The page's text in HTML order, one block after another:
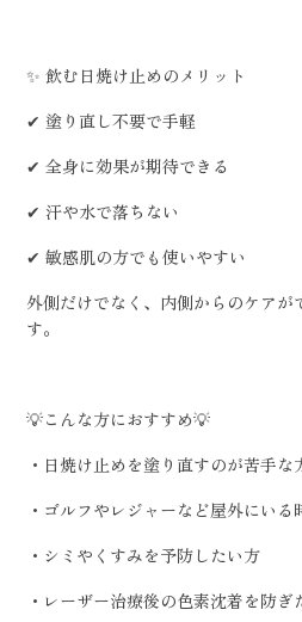
✨ 飲む日焼け止めのメリット
✔ 塗り直し不要で手軽
✔ 全身に効果が期待できる
✔ 汗や水で落ちない
✔ 敏感肌の方でも使いやすい
外側だけでなく、内側からのケアが
す。
💡こんな方におすすめ💡
・日焼け止めを塗り直すのが苦手な
・ゴルフやレジャーなど屋外にいる
・シミやくすみを予防したい方
・レーザー治療後の色素沈着を防ぎ